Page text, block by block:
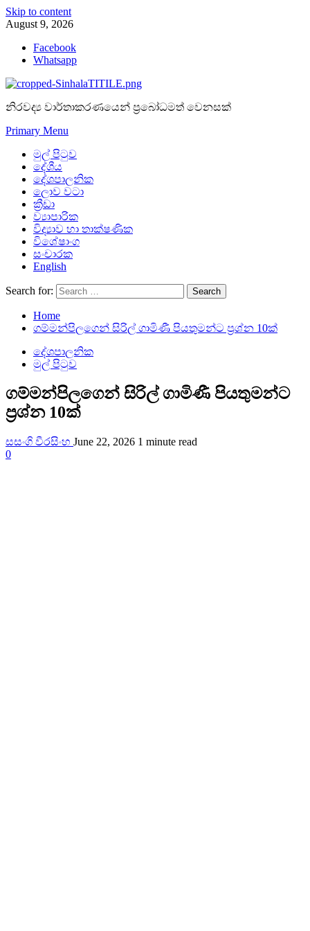
Skip to content
August 9, 2026
Facebook
Whatsapp
නිරවද්‍ය වාර්තාකරණයෙන් ප්‍රබෝධමත් වෙනසක්
Primary Menu
මුල් පිටුව
දේශීය
දේශපාලනික
ලොව වටා
ක්‍රීඩා
ව්‍යාපාරික
විද්‍යාව හා තාක්ෂණික
විශේෂාංග
සංචාරක
English
Search for:
Home
ගම්මන්පිලගෙන් සිරිල් ගාමිණී පියතුමන්ට ප්‍රශ්න 10ක්
දේශපාලනික
මුල් පිටුව
ගම්මන්පිලගෙන් සිරිල් ගාමිණී පියතුමන්ට
ප්‍රශ්න 10ක්
සසංගි වීරසිංහ June 22, 2026 1 minute read
0